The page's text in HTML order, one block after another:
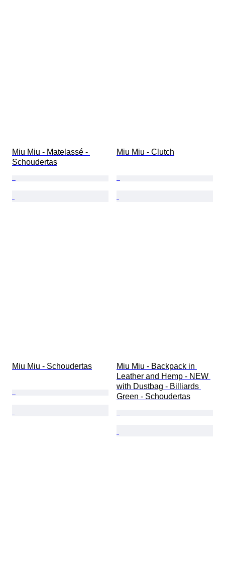
Miu Miu - Matelassé -
Schoudertas
Miu Miu - Clutch
Miu Miu - Schoudertas
Miu Miu - Backpack in
Leather and Hemp - NEW
with Dustbag - Billiards
Green - Schoudertas